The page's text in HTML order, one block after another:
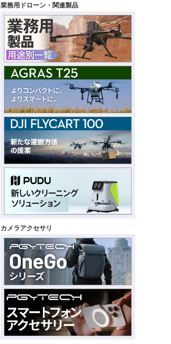
業務用ドローン・関連製品
カメラアクセサリ